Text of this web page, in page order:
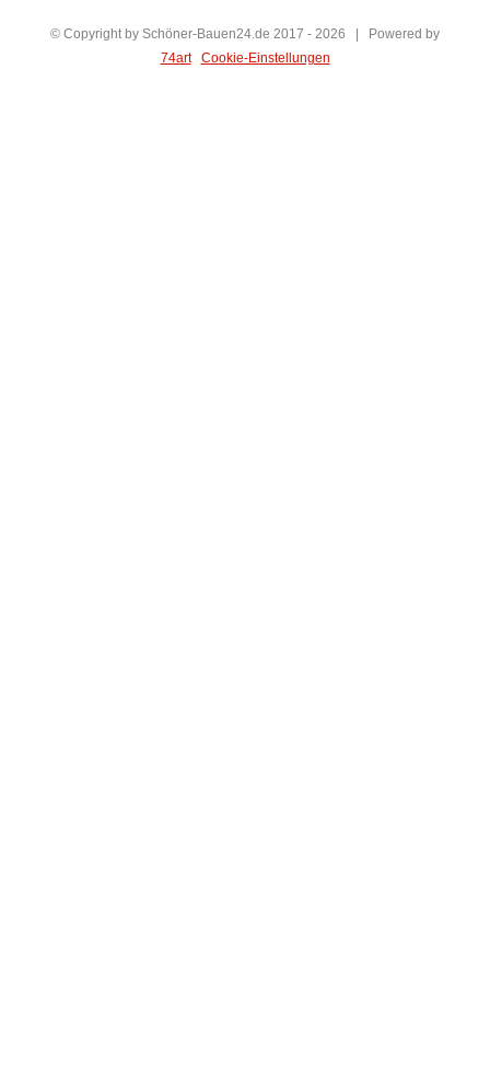
© Copyright by Schöner-Bauen24.de 2017 - 2026 | Powered by
74art
Cookie-Einstellungen